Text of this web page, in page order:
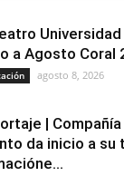
a Agosto Coral
agosto 8, 2026
|
da inicio a su